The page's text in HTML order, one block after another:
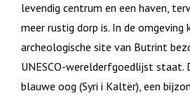
levendig centrum en een haven,
meer rustig dorp is. In de omgeving
archeologische site van Butrint
UNESCO-werelderfgoedlijst staat.
blauwe oog (Syri i Kaltër), een